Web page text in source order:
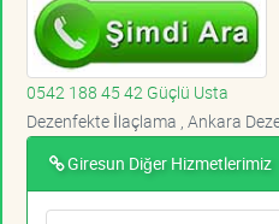
0542 188 45 42 Güçlü Usta
Dezenfekte İlaçlama , Ankara
Giresun Diğer Hizmetlerimiz